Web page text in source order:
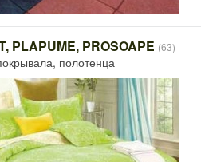
PLAPUME, PROSOAPE (63)
полотенца